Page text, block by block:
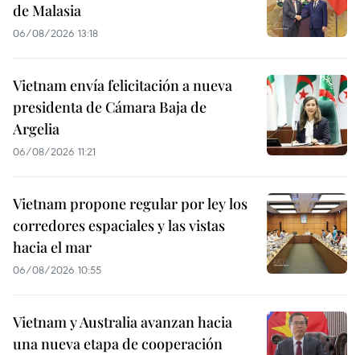
de Malasia
06/08/2026 13:18
Vietnam envía felicitación a nueva
presidenta de Cámara Baja de
Argelia
06/08/2026 11:21
Vietnam propone regular por ley los
corredores espaciales y las vistas
hacia el mar
06/08/2026 10:55
Vietnam y Australia avanzan hacia
una nueva etapa de cooperación